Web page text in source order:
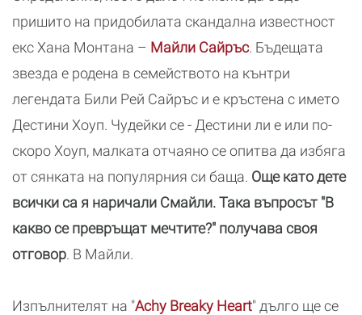
пришито на придобилата скандална известност
екс Хана Монтана – Майли Сайръс. Бъдещата
звезда е родена в семейството на кънтри
легендата Били Рей Сайръс и е кръстена с името
Дестини Хоуп. Чудейки се - Дестини ли е или по-
скоро Хоуп, малката отчаяно се опитва да избяга
от сянката на популярния си баща. Още като дете
всички са я наричали Смайли. Така въпросът "В
какво се превръщат мечтите?" получава своя
отговор. В Майли.
Изпълнителят на "Achy Breaky Heart" дълго ще се